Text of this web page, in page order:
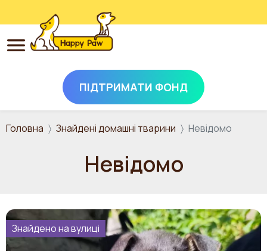
Перейти до основного вмісту
ПІДТРИМАТИ ФОНД
Головна Знайдені домашні тварини Невідомо
Невідомо
Знайдено на вулиці